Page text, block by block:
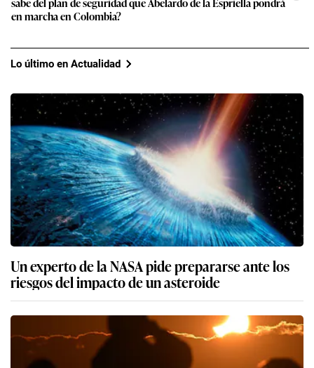
en marcha en Colombia?
Lo último en Actualidad
Un experto de la NASA pide prepararse ante los
riesgos del impacto de un asteroide